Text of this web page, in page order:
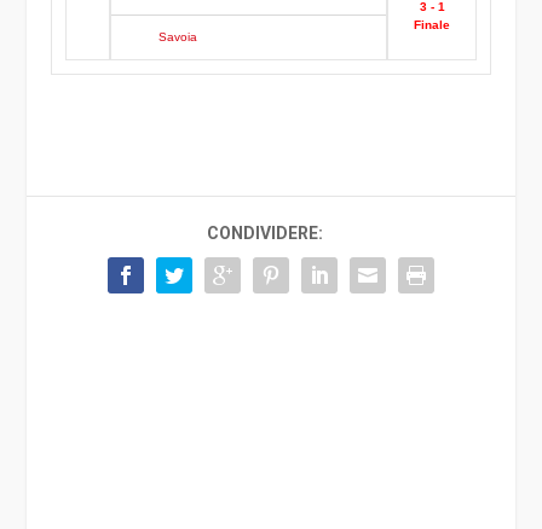
Savoia
3 - 1
Finale
CONDIVIDERE: